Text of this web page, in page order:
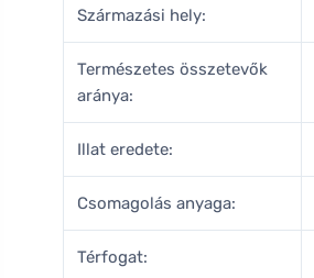
Származási hely:
Természetes összetevők
aránya:
Illat eredete:
Csomagolás anyaga:
Térfogat: